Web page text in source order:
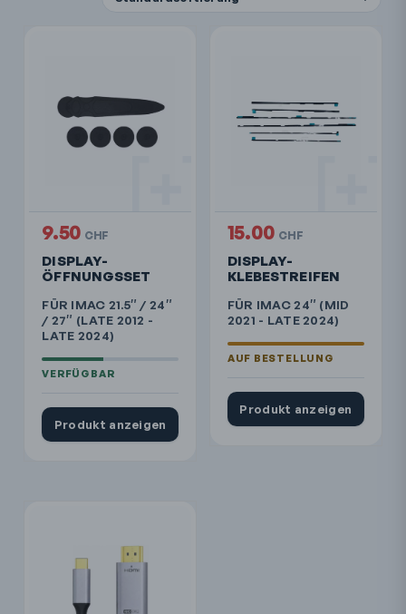
DISPLAY-
ÖFFNUNGSSET
FÜR IMAC 21.5″ / 24″
/ 27″ (LATE 2012 -
LATE 2024)
9.50 CHF
Produkt anzeigen
DISPLAY-
KLEBESTREIFEN
FÜR IMAC 24″ (MID
2021 - LATE 2024)
15.00 CHF
Produkt anzeigen